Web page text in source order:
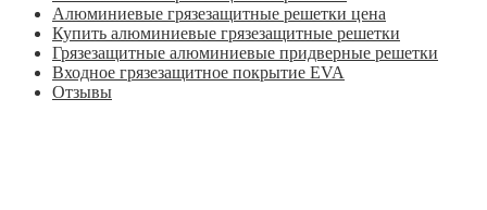
Алюминиевые грязезащитные решетки цена
Купить алюминиевые грязезащитные решетки
Грязезащитные алюминиевые придверные решетки
Входное грязезащитное покрытие EVA
Отзывы